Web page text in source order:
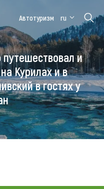
форум
Алтайская
зимовка
Автотуризм ru
и
Курилах и в
в гостях у